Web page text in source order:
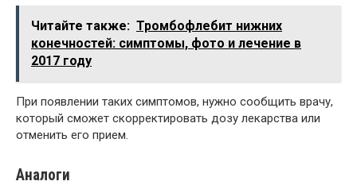
Читайте также: Тромбофлебит нижних
конечностей: симптомы, фото и лечение в
2017 году
При появлении таких симптомов, нужно сообщить врачу,
который сможет скорректировать дозу лекарства или
отменить его прием.
Аналоги